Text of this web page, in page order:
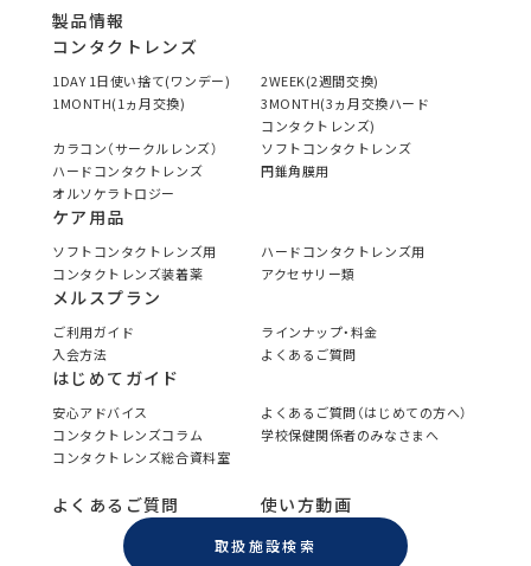
製品情報
コンタクトレンズ
1DAY 1日使い捨て(ワンデー)
2WEEK(2週間交換)
1MONTH(1ヵ月交換)
3MONTH(3ヵ月交換ハード
コンタクトレンズ)
カラコン（サークルレンズ）
ソフトコンタクトレンズ
ハードコンタクトレンズ
円錐角膜用
オルソケラトロジー
ケア用品
ソフトコンタクトレンズ用
ハードコンタクトレンズ用
コンタクトレンズ装着薬
アクセサリー類
メルスプラン
ご利用ガイド
ラインナップ・料金
入会方法
よくあるご質問
はじめてガイド
安心アドバイス
よくあるご質問（はじめての方へ）
コンタクトレンズコラム
学校保健関係者のみなさまへ
コンタクトレンズ総合資料室
よくあるご質問 使い方動画
取扱施設検索